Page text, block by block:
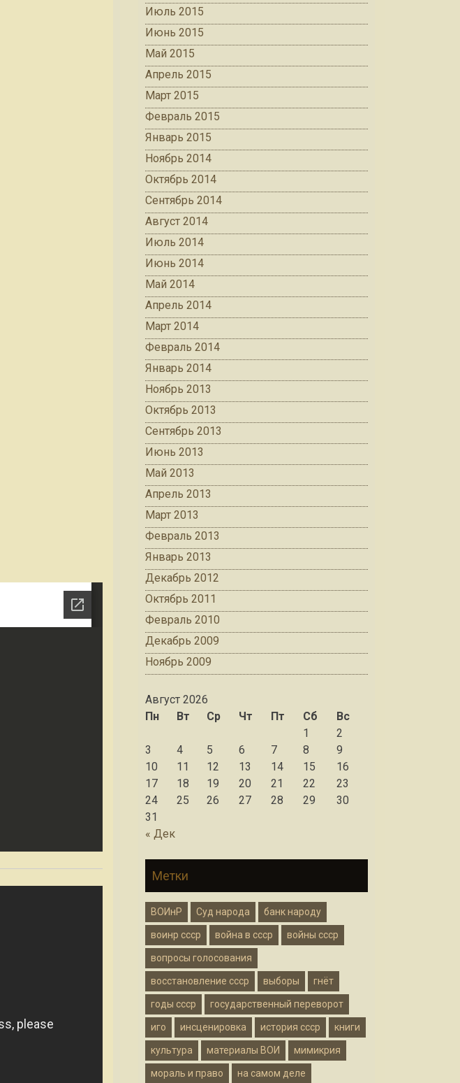
Июль 2015
Июнь 2015
Май 2015
Апрель 2015
Март 2015
Февраль 2015
Январь 2015
Ноябрь 2014
Октябрь 2014
Сентябрь 2014
Август 2014
Июль 2014
Июнь 2014
Май 2014
Апрель 2014
Март 2014
Февраль 2014
Январь 2014
Ноябрь 2013
Октябрь 2013
Сентябрь 2013
Июнь 2013
Май 2013
Апрель 2013
Март 2013
Февраль 2013
Январь 2013
Декабрь 2012
Октябрь 2011
Февраль 2010
Декабрь 2009
Ноябрь 2009
Август 2026
Пн
Вт Ср Чт Пт Сб Вс
« Дек
1
2
3
4 5 6 7 8
9
10
11 12 13 14 15
16
17
18 19 20 21 22
23
24
25 26 27 28 29
30
31
Метки
ВОИнР Суд народа банк народу
воинр ссср война в ссср войны ссср
вопросы голосования
восстановление ссср выборы гнёт
годы ссср государственный переворот
иго инсценировка история ссср книги
культура материалы ВОИ мимикрия
мораль и право на самом деле